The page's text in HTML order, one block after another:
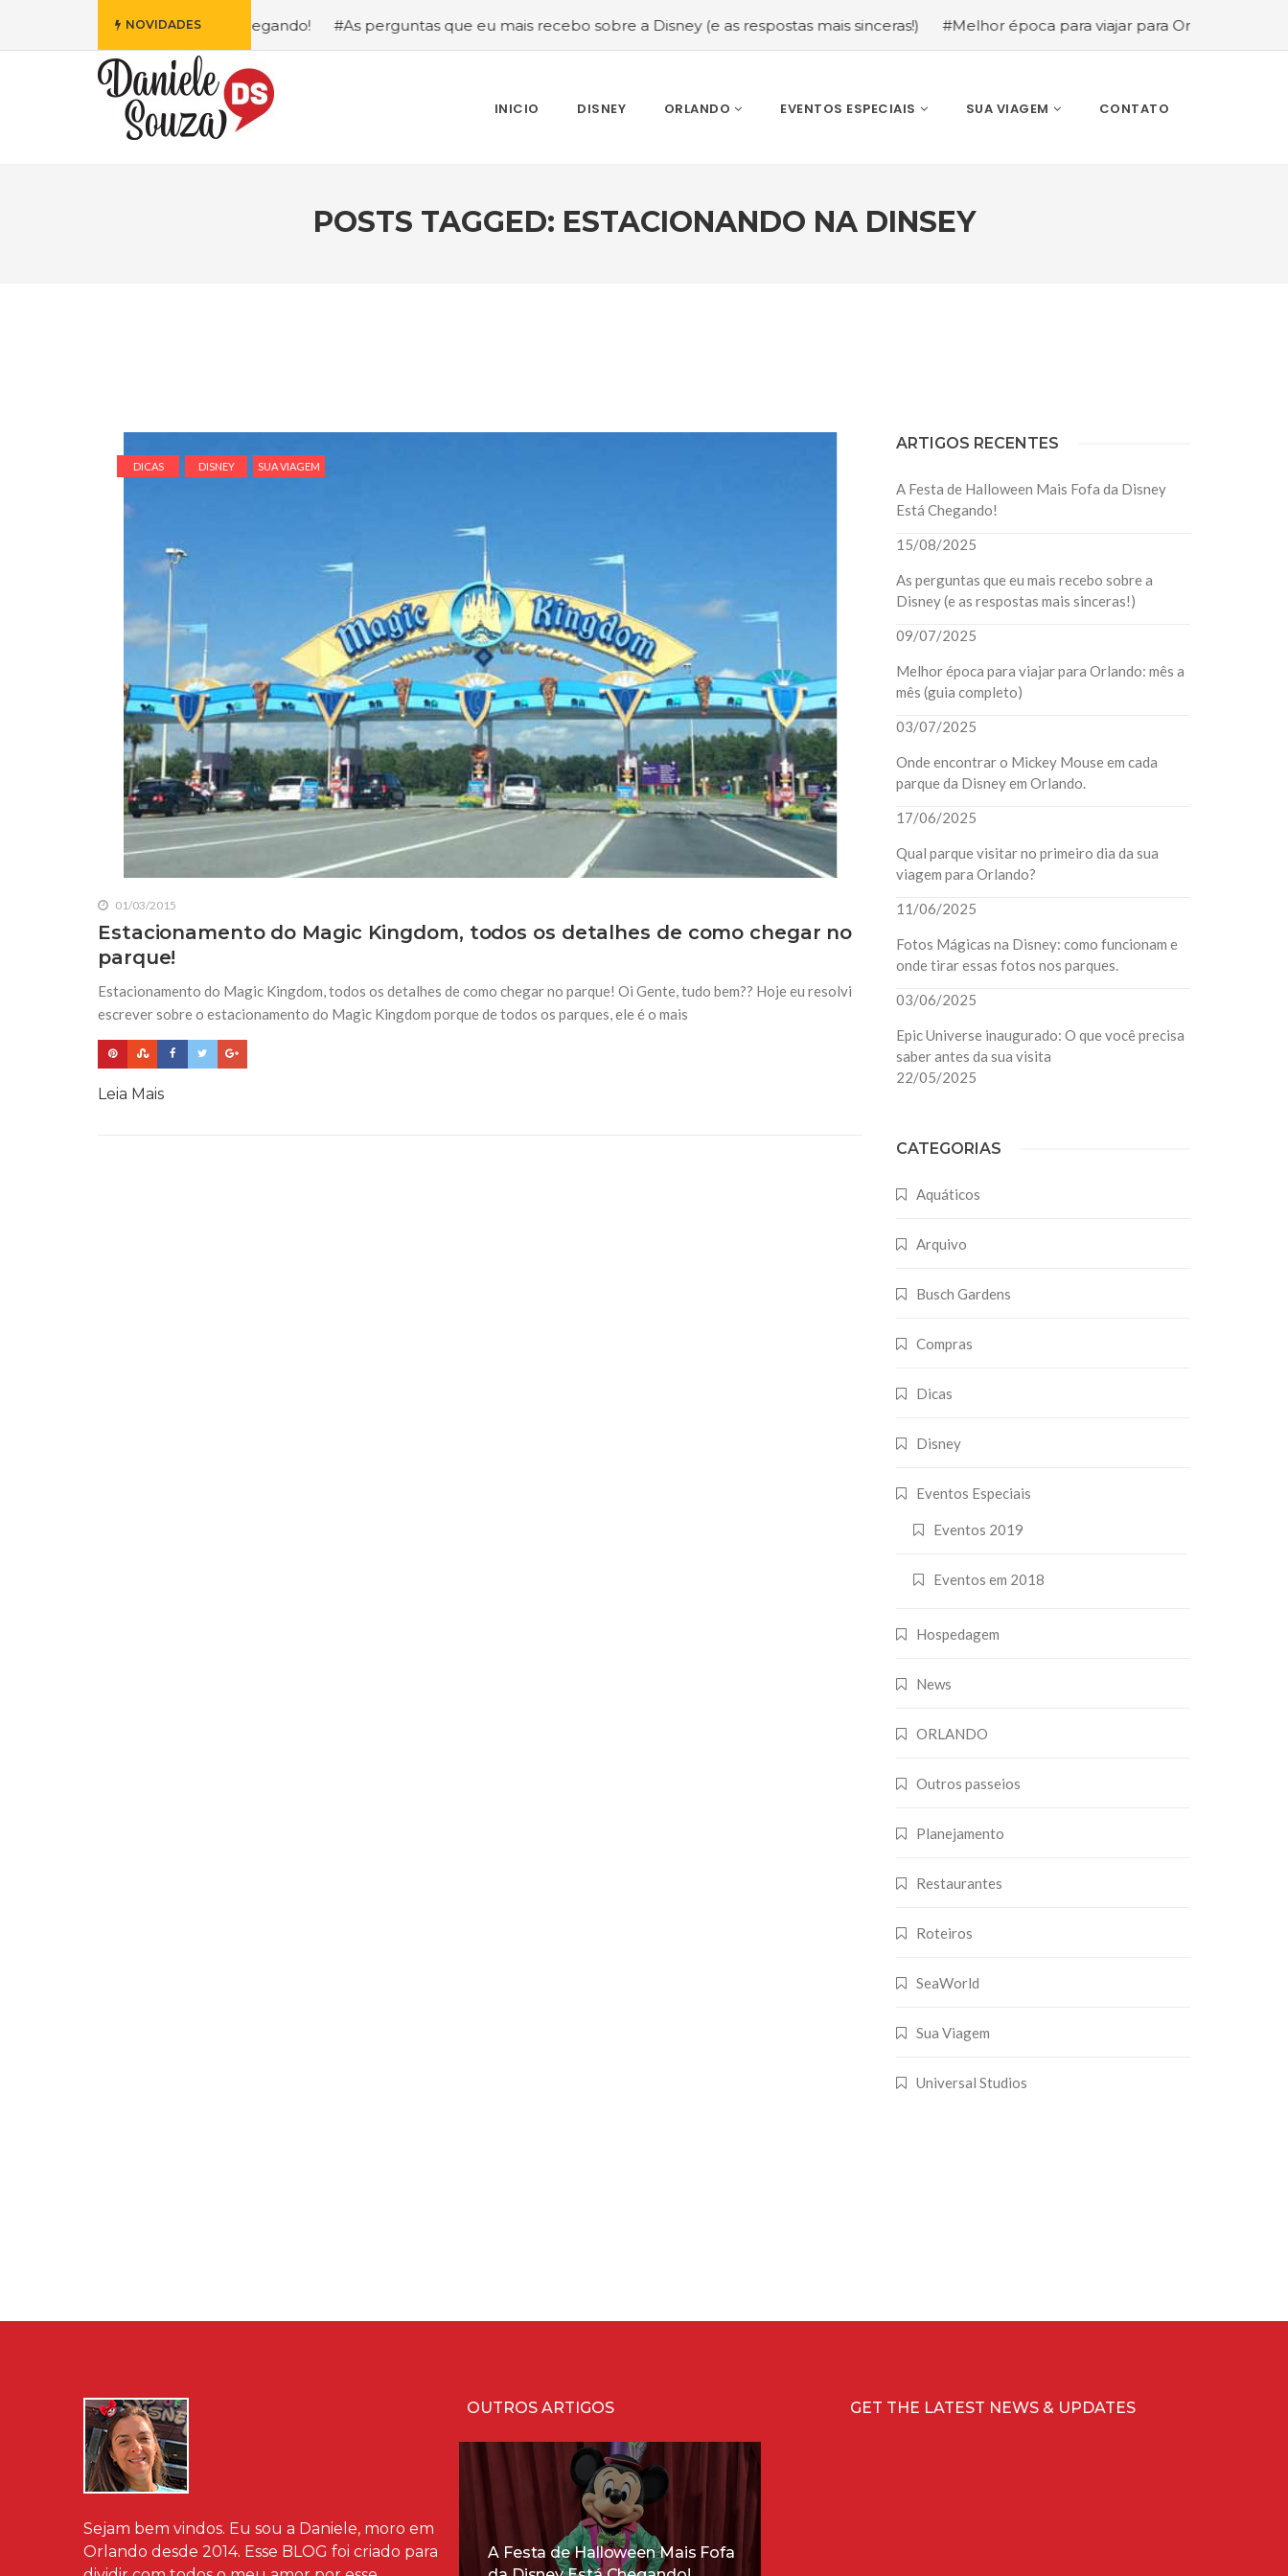
NOVIDADES
Fofa da Disney Está Chegando! #As perguntas que eu mais recebo sobre a Disney (e as respostas mais sinceras!) #Melhor época para viajar para Orlando: mês a mês
INICIO DISNEY ORLANDO EVENTOS ESPECIAIS SUA VIAGEM CONTATO
POSTS TAGGED: ESTACIONANDO NA DINSEY
DICAS DISNEY SUA VIAGEM
01/03/2015
Estacionamento do Magic Kingdom, todos os detalhes de como chegar no
parque!
Estacionamento do Magic Kingdom, todos os detalhes de como chegar no parque! Oi Gente, tudo bem?? Hoje eu resolvi
escrever sobre o estacionamento do Magic Kingdom porque de todos os parques, ele é o mais
Leia Mais
ARTIGOS RECENTES
A Festa de Halloween Mais Fofa da Disney
Está Chegando!
15/08/2025
As perguntas que eu mais recebo sobre a
Disney (e as respostas mais sinceras!)
09/07/2025
Melhor época para viajar para Orlando: mês a
mês (guia completo)
03/07/2025
Onde encontrar o Mickey Mouse em cada
parque da Disney em Orlando.
17/06/2025
Qual parque visitar no primeiro dia da sua
viagem para Orlando?
11/06/2025
Fotos Mágicas na Disney: como funcionam e
onde tirar essas fotos nos parques.
03/06/2025
Epic Universe inaugurado: O que você precisa
saber antes da sua visita
22/05/2025
CATEGORIAS
Aquáticos
Arquivo
Busch Gardens
Compras
Dicas
Disney
Eventos Especiais
Eventos 2019
Eventos em 2018
Hospedagem
News
ORLANDO
Outros passeios
Planejamento
Restaurantes
Roteiros
SeaWorld
Sua Viagem
Universal Studios
Sejam bem vindos. Eu sou a Daniele, moro em
Orlando desde 2014. Esse BLOG foi criado para
OUTROS ARTIGOS
A Festa de Halloween Mais Fofa
GET THE LATEST NEWS & UPDATES